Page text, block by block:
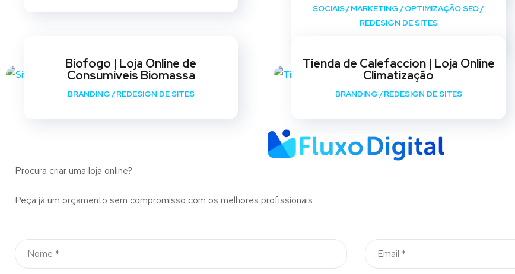
SOCIAIS/MARKETING/OPTIMIZAÇÃO SEO/
REDESIGN DE SITES
Biofogo | Loja Online de
Consumíveis Biomassa
BRANDING/REDESIGN DE SITES
Tienda de Calefaccion | Loja Online
Climatização
BRANDING/REDESIGN DE SITES
Procura criar uma loja online?
Peça já um orçamento sem compromisso com os melhores profissionais